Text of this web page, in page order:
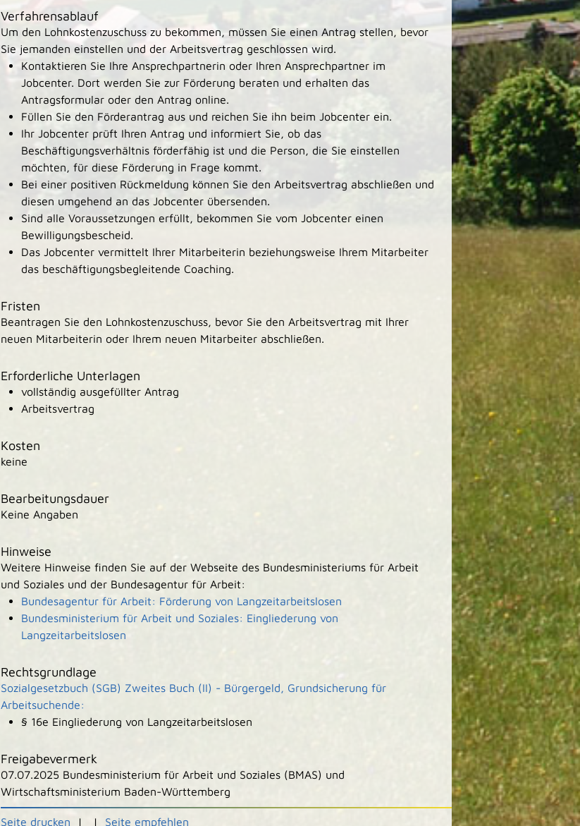
Verfahrensablauf
Um den Lohnkostenzuschuss zu bekommen, müssen Sie einen Antrag stellen, bevor
Sie jemanden einstellen und der Arbeitsvertrag geschlossen wird.
Kontaktieren Sie Ihre Ansprechpartnerin oder Ihren Ansprechpartner im
Jobcenter. Dort werden Sie zur Förderung beraten und erhalten das
Antragsformular oder den Antrag online.
Füllen Sie den Förderantrag aus und reichen Sie ihn beim Jobcenter ein.
Ihr Jobcenter prüft Ihren Antrag und informiert Sie, ob das
Beschäftigungsverhältnis förderfähig ist und die Person, die Sie einstellen
möchten, für diese Förderung in Frage kommt.
Bei einer positiven Rückmeldung können Sie den Arbeitsvertrag abschließen und
diesen umgehend an das Jobcenter übersenden.
Sind alle Voraussetzungen erfüllt, bekommen Sie vom Jobcenter einen
Bewilligungsbescheid.
Das Jobcenter vermittelt Ihrer Mitarbeiterin beziehungsweise Ihrem Mitarbeiter
das beschäftigungsbegleitende Coaching.
Fristen
Beantragen Sie den Lohnkostenzuschuss, bevor Sie den Arbeitsvertrag mit Ihrer
neuen Mitarbeiterin oder Ihrem neuen Mitarbeiter abschließen.
Erforderliche Unterlagen
vollständig ausgefüllter Antrag
Arbeitsvertrag
Kosten
keine
Bearbeitungsdauer
Keine Angaben
Hinweise
Weitere Hinweise finden Sie auf der Webseite des Bundesministeriums für Arbeit
und Soziales und der Bundesagentur für Arbeit:
Bundesagentur für Arbeit: Förderung von Langzeitarbeitslosen
Bundesministerium für Arbeit und Soziales: Eingliederung von
Langzeitarbeitslosen
Rechtsgrundlage
Sozialgesetzbuch (SGB) Zweites Buch (II) - Bürgergeld, Grundsicherung für
Arbeitsuchende:
§ 16e Eingliederung von Langzeitarbeitslosen
Freigabevermerk
07.07.2025 Bundesministerium für Arbeit und Soziales (BMAS) und
Wirtschaftsministerium Baden-Württemberg
Seite drucken | | Seite empfehlen